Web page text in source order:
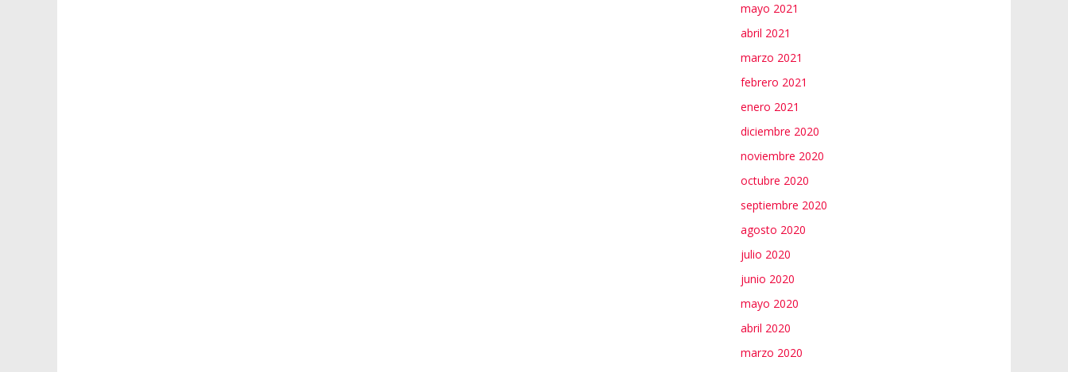
mayo 2021
abril 2021
marzo 2021
febrero 2021
enero 2021
diciembre 2020
noviembre 2020
octubre 2020
septiembre 2020
agosto 2020
julio 2020
junio 2020
mayo 2020
abril 2020
marzo 2020